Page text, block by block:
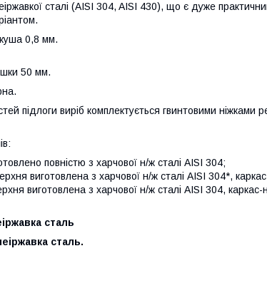
сталі (AISI 304, AISI 430), що є дуже
0,8 мм.
50 мм.
підлоги виріб комплектується гвинтовими ніжками
повністю з харчової н/ж сталі AISI 304;
виготовлена з харчової н/ж сталі AISI 304*,
виготовлена з харчової н/ж сталі AISI 304,
сталь
сталь.